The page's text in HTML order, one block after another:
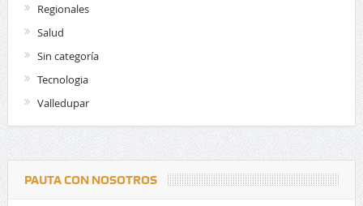
Regionales
Salud
Sin categoría
Tecnologia
Valledupar
PAUTA CON NOSOTROS